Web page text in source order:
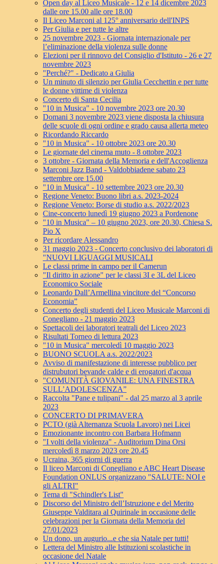
Open day al Liceo Musicale - 12 e 14 dicembre 2023
dalle ore 15.00 alle ore 18.00
Il Liceo Marconi al 125° anniversario dell'INPS
Per Giulia e per tutte le altre
25 novembre 2023 - Giornata internazionale per
l’eliminazione della violenza sulle donne
Elezioni per il rinnovo del Consiglio d'Istituto - 26 e 27
novembre 2023
"Perché?" - Dedicato a Giulia
Un minuto di silenzio per Giulia Cecchettin e per tutte
le donne vittime di violenza
Concerto di Santa Cecilia
"10 in Musica" - 10 novembre 2023 ore 20.30
Domani 3 novembre 2023 viene disposta la chiusura
delle scuole di ogni ordine e grado causa allerta meteo
Ricordando Riccardo
"10 in Musica" - 10 ottobre 2023 ore 20.30
Le giornate del cinema muto - 8 ottobre 2023
3 ottobre - Giornata della Memoria e dell'Accoglienza
Marconi Jazz Band - Valdobbiadene sabato 23
settembre ore 15.00
"10 in Musica" - 10 settembre 2023 ore 20.30
Regione Veneto: Buono libri a.s. 2023-2024
Regione Veneto: Borse di studio a.s. 2022/2023
Cine-concerto lunedì 19 giugno 2023 a Pordenone
"10 in Musica" – 10 giugno 2023, ore 20.30, Chiesa S.
Pio X
Per ricordare Alessandro
31 maggio 2023 - Concerto conclusivo dei laboratori di
"NUOVI LIGUAGGI MUSICALI
Le classi prime in campo per il Camerun
"Il diritto in azione" per le classi 3I e 3L del Liceo
Economico Sociale
Leonardo Dall’Armellina vincitore del “Concorso
Economia”
Concerto degli studenti del Liceo Musicale Marconi di
Conegliano - 21 maggio 2023
Spettacoli dei laboratori teatrali del Liceo 2023
Risultati Torneo di lettura 2023
"10 in Musica" mercoledì 10 maggio 2023
BUONO SCUOLA a.s. 2022/2023
Avviso di manifestazione di interesse pubblico per
distrubutori bevande calde e di erogatori d'acqua
"COMUNITÀ GIOVANILE: UNA FINESTRA
SULL’ADOLESCENZA”
Raccolta "Pane e tulipani" - dal 25 marzo al 3 aprile
2023
CONCERTO DI PRIMAVERA
PCTO (già Alternanza Scuola Lavoro) nei Licei
Emozionante incontro con Barbara Hofmann
"I volti della violenza" - Auditorium Dina Orsi
mercoledì 8 marzo 2023 ore 20.45
Ucraina, 365 giorni di guerra
Il liceo Marconi di Conegliano e ABC Heart Disease
Foundation ONLUS organizzano "SALUTE: NOI e
gli ALTRI"
Tema di "Schindler's List"
Discorso del Ministro dell’Istruzione e del Merito
Giuseppe Valditara al Quirinale in occasione delle
celebrazioni per la Giornata della Memoria del
27/01/2023
Un dono, un augurio...e che sia Natale per tutti!
Lettera del Ministro alle Istituzioni scolastiche in
occasione del Natale